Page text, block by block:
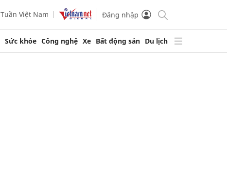
Tuần Việt Nam Đăng nhập
Sức khỏe Công nghệ Xe Bất động sản Du lịch